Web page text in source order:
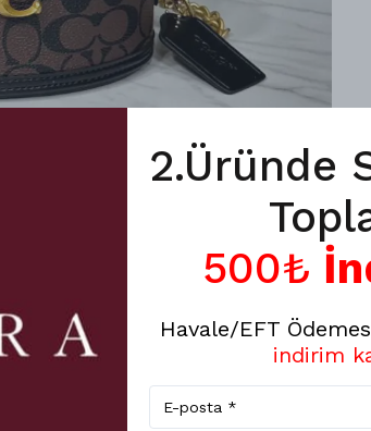
2.Üründe
500₺
Havale/EFT
indirim